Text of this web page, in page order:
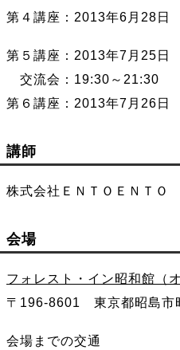
第４講座：2013年6月28
第５講座：2013年7月25
交流会：19:30～21:30
第６講座：2013年7月26
講師
株式会社ＥＮＴＯＥＮＴ
会場
フォレスト・イン昭和館（
〒196-8601 東京都昭島
会場までの交通